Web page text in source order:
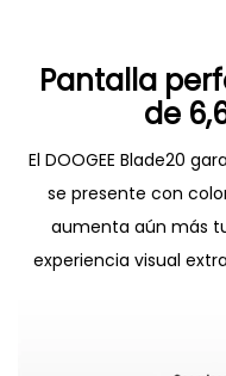
Pantalla
de
El DOOGEE Blade20
se presente con
aumenta aún más
experiencia visual